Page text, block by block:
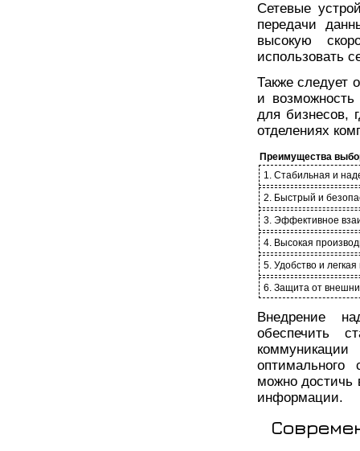
Сетевые
передачи
высокую
использовать
Также следует
и
для бизнесов,
отделениях
Преимущества
1. Стабильная и
2. Быстрый и
3. Эффективное
4. Высокая
5. Удобство и
6. Защита от
Внедрение
обеспечить
оптимального
можно достичь
информации.